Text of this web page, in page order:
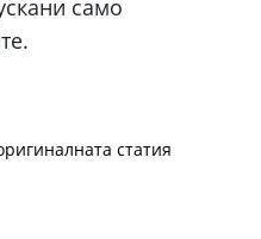
само
статия